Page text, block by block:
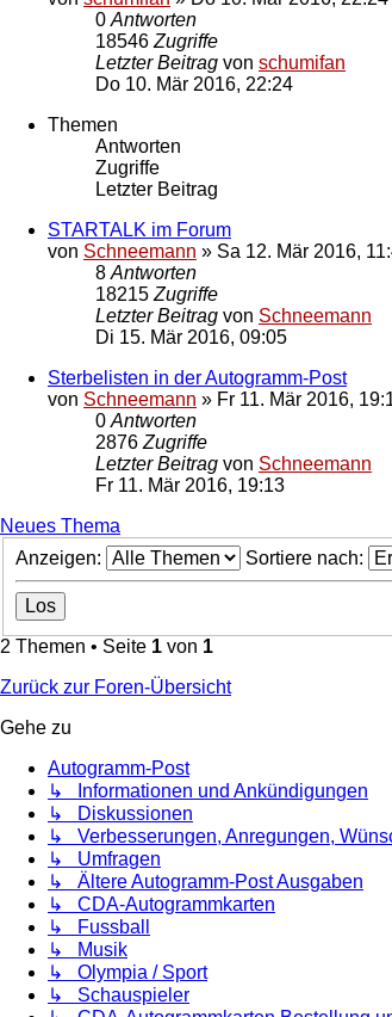
0Antworten
18546Zugriffe
Letzter Beitrag von schumifan
Do 10. Mär 2016, 22:24
Themen
Antworten
Zugriffe
Letzter Beitrag
STARTALK im Forum
von Schneemann » Sa 12. Mär 2016,
8Antworten
18215Zugriffe
Letzter Beitrag von Schneemann
Di 15. Mär 2016, 09:05
Sterbelisten in der Autogramm-Post
von Schneemann » Fr 11. Mär 2016,
0Antworten
2876Zugriffe
Letzter Beitrag von Schneemann
Fr 11. Mär 2016, 19:13
Neues Thema
Anzeigen:
Sortiere nach:
2 Themen • Seite 1 von 1
Zurück zur Foren-Übersicht
Gehe zu
Autogramm-Post
↳ Informationen und Ankündigungen
↳ Diskussionen
↳ Verbesserungen, Anregungen,
↳ Umfragen
↳ Ältere Autogramm-Post Ausgaben
↳ CDA-Autogrammkarten
↳ Fussball
↳ Musik
↳ Olympia / Sport
↳ Schauspieler